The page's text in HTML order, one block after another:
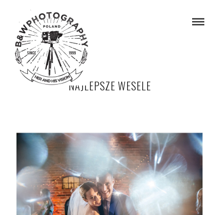
NAJLEPSZE WESELE